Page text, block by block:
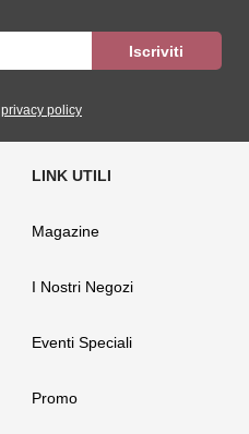
privacy policy
Magazine
I Nostri Negozi
Eventi Speciali
Promo